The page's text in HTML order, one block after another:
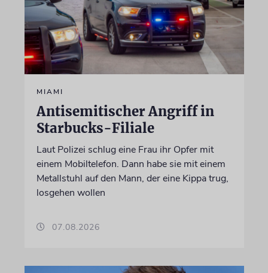
MIAMI
Antisemitischer Angriff in
Starbucks-Filiale
Laut Polizei schlug eine Frau ihr Opfer mit
einem Mobiltelefon. Dann habe sie mit einem
Metallstuhl auf den Mann, der eine Kippa trug,
losgehen wollen
07.08.2026